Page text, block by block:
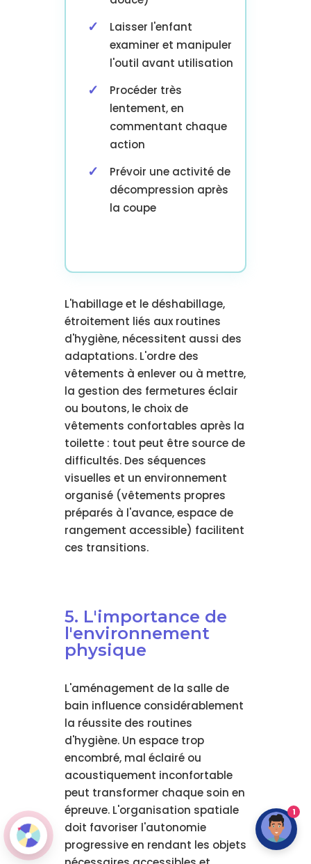
Laisser l'enfant
examiner et manipuler
l'outil avant utilisation
Procéder très
lentement, en
commentant chaque
action
Prévoir une activité de
décompression après
la coupe
L'habillage et le déshabillage,
étroitement liés aux routines
d'hygiène, nécessitent aussi des
adaptations. L'ordre des
vêtements à enlever ou à mettre,
la gestion des fermetures éclair
ou boutons, le choix de
vêtements confortables après la
toilette : tout peut être source de
difficultés. Des séquences
visuelles et un environnement
organisé (vêtements propres
préparés à l'avance, espace de
rangement accessible) facilitent
ces transitions.
5. L'importance de
l'environnement
physique
L'aménagement de la salle de
bain influence considérablement
la réussite des routines
d'hygiène. Un espace trop
encombré, mal éclairé ou
acoustiquement inconfortable
peut transformer chaque soin en
épreuve. L'organisation spatiale
doit favoriser l'autonomie
progressive en rendant les objets
1